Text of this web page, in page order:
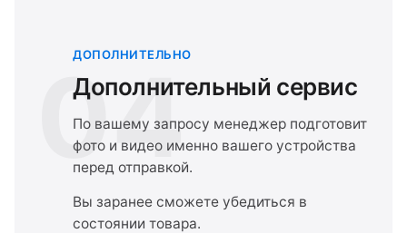
04
ДОПОЛНИТЕЛЬНО
Дополнительный сервис
По вашему запросу менеджер подготовит
фото и видео именно вашего устройства
перед отправкой.
Вы заранее сможете убедиться в
состоянии товара.